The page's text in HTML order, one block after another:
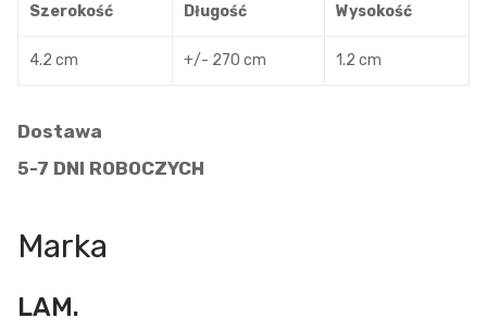
Szerokość Długość Wysokość
4.2 cm +/- 270 cm 1.2 cm
Dostawa
5-7 DNI ROBOCZYCH
Marka
LAM.